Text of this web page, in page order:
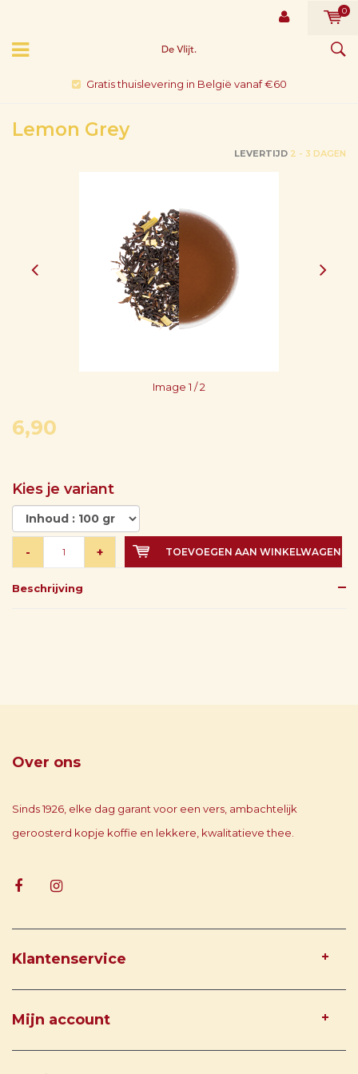
0
Gratis thuislevering in België vanaf €60
Lemon Grey
LEVERTIJD 2 - 3 DAGEN
Image1 / 2
6,90
Kies je variant
- + TOEVOEGEN AAN WINKELWAGEN
Beschrijving
Over ons
Sinds 1926, elke dag garant voor een vers, ambachtelijk
geroosterd kopje koffie en lekkere, kwalitatieve thee.
Klantenservice
Mijn account